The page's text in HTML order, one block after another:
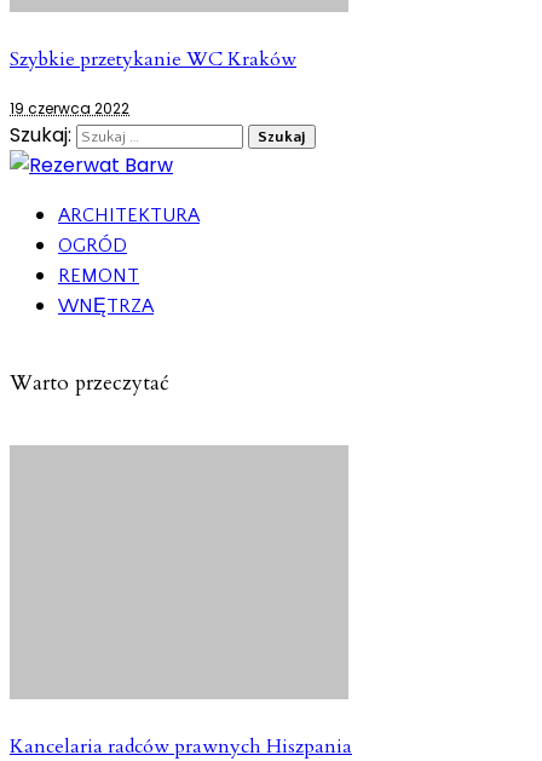
Szybkie przetykanie WC Kraków
19 czerwca 2022
Szukaj:
ARCHITEKTURA
OGRÓD
REMONT
WNĘTRZA
Warto przeczytać
Kancelaria radców prawnych Hiszpania